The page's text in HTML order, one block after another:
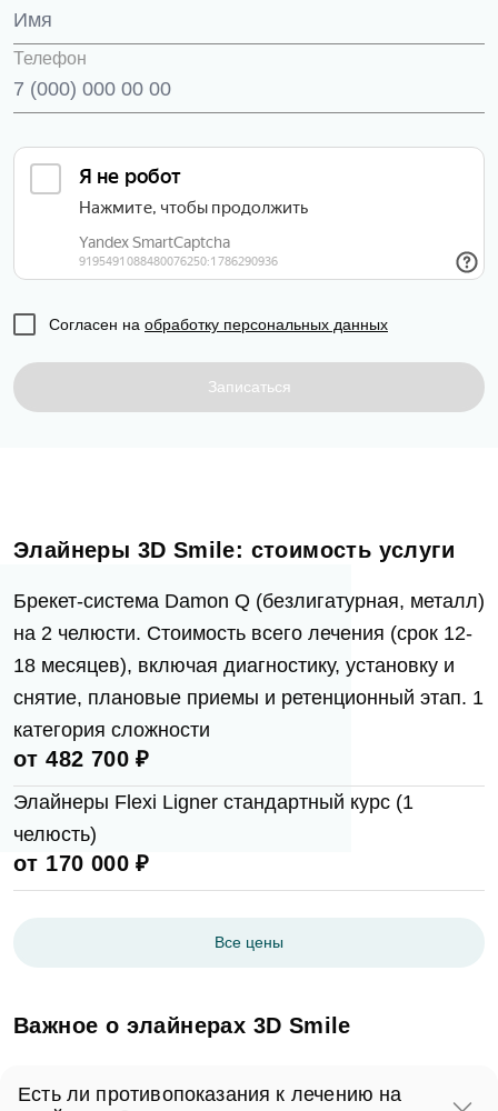
Телефон
Согласен на обработку персональных данных
Записаться
Элайнеры 3D Smile: стоимость услуги
Брекет-система Damon Q (безлигатурная, металл)
на 2 челюсти. Стоимость всего лечения (срок 12-
18 месяцев), включая диагностику, установку и
снятие, плановые приемы и ретенционный этап. 1
категория сложности
от 482 700 ₽
Элайнеры Flexi Ligner стандартный курс (1
челюсть)
от 170 000 ₽
Все цены
Важное о элайнерах 3D Smile
Есть ли противопоказания к лечению на
Запись на прием
Имя
Телефон
данных
Записаться на приём
Телефон
E-mail
Согласен на
обработку персональных
данных
Врач
Оказанные услуги
Выбрать...
Оценка
Мы свяжемся с вами в ближайшее время